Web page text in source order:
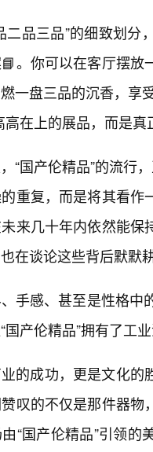
二品三品”的细致划
。你可以在客厅摆
一盘三品的沉香，享
高在上的展品，而是
“国产伦精品”的流行
重复，而是将其看
来几十年内依然能
在谈论这些背后默默
手感、甚至是性格中
国产伦精品”拥有了工
的成功，更是文化的
叹的不仅是那件器
“国产伦精品”引领